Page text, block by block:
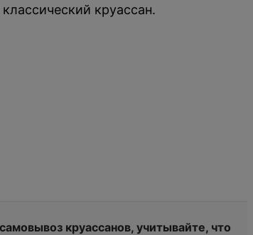
круассан.
круассанов, учитывайте, что